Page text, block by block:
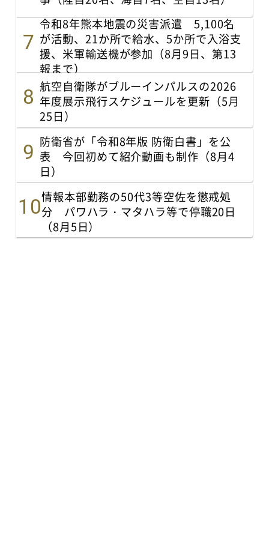
令和8年熊本地震の災害派遣 5,100名
が活動、21か所で給水、5か所で入浴支
援、米軍輸送機が参加（8月9日、第13
報まで）
航空自衛隊がブルーインパルスの2026
年度展示飛行スケジュールを更新（5月
25日）
防衛省が「令和8年版 防衛白書」を公
表 今回初めて紹介動画も制作（8月4
日）
情報本部勤務の50代3等空佐を懲戒処
分 パワハラ・マタハラ等で停職20日
（8月5日）